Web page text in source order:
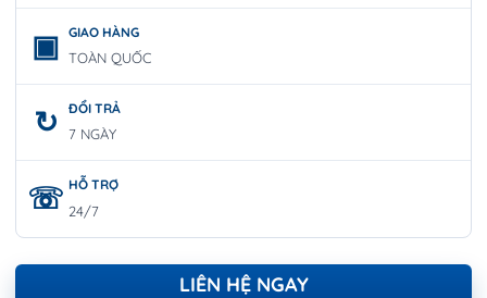
GIAO HÀNG
TOÀN QUỐC
ĐỔI TRẢ
7 NGÀY
HỖ TRỢ
24/7
LIÊN HỆ NGAY